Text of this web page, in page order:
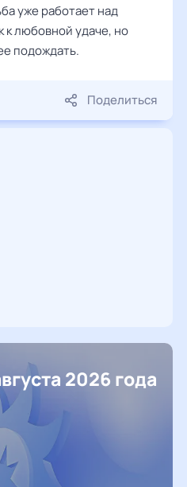
уже работает над
любовной удаче, но
подождать.
Поделиться
2026 года